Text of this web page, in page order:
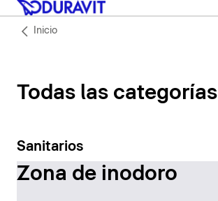
Inicio
Todas las categorías
Sanitarios
Zona de inodoro